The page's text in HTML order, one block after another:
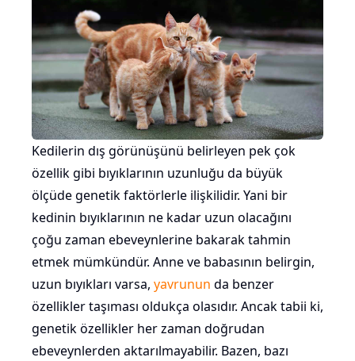
Kedilerin dış görünüşünü belirleyen pek çok
özellik gibi bıyıklarının uzunluğu da büyük
ölçüde genetik faktörlerle ilişkilidir. Yani bir
kedinin bıyıklarının ne kadar uzun olacağını
çoğu zaman ebeveynlerine bakarak tahmin
etmek mümkündür. Anne ve babasının belirgin,
uzun bıyıkları varsa, yavrunun da benzer
özellikler taşıması oldukça olasıdır. Ancak tabii ki,
genetik özellikler her zaman doğrudan
ebeveynlerden aktarılmayabilir. Bazen, bazı